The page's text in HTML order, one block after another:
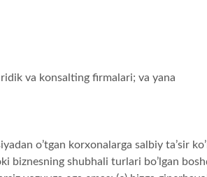
va konsalting firmalari; va yana
o’tgan korxonalarga salbiy ta’sir
biznesning shubhali turlari bo’lgan